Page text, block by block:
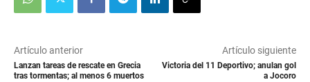
Artículo anterior
Lanzan tareas de rescate en Grecia
tras tormentas; al menos 6 muertos
Artículo siguiente
Victoria del 11 Deportivo; anulan gol
a Jocoro